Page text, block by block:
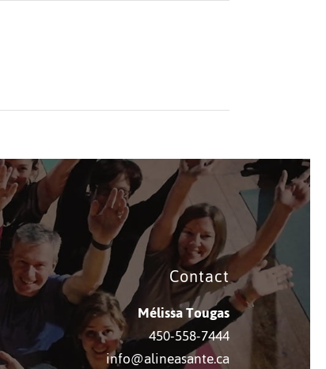
Contact
Mélissa Tougas
450-558-7444
info@alineasante.ca